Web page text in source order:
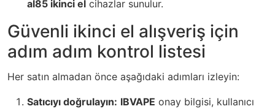
al85 ikinci el cihazlar sunulur.
Güvenli ikinci el alışveriş için
adım adım kontrol listesi
Her satın almadan önce aşağıdaki adımları izleyin:
Satıcıyı doğrulayın: IBVAPE onay bilgisi, kullanıcı